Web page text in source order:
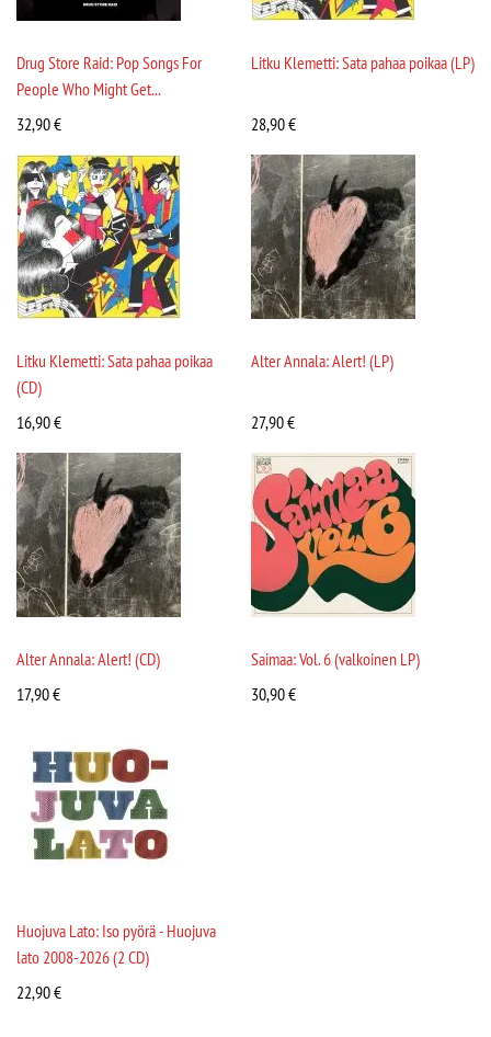
Drug Store Raid: Pop Songs For
People Who Might Get...
32,90€
Litku Klemetti: Sata pahaa poikaa (LP)
28,90€
Litku Klemetti: Sata pahaa poikaa
(CD)
16,90€
Alter Annala: Alert! (LP)
27,90€
Alter Annala: Alert! (CD)
17,90€
Saimaa: Vol. 6 (valkoinen LP)
30,90€
Huojuva Lato: Iso pyörä - Huojuva
lato 2008-2026 (2 CD)
22,90€